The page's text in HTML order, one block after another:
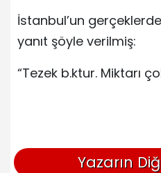
İstanbul’un
yanıt şöyle verilmiş:
“Tezek b.ktur. Miktarı
Yazarın